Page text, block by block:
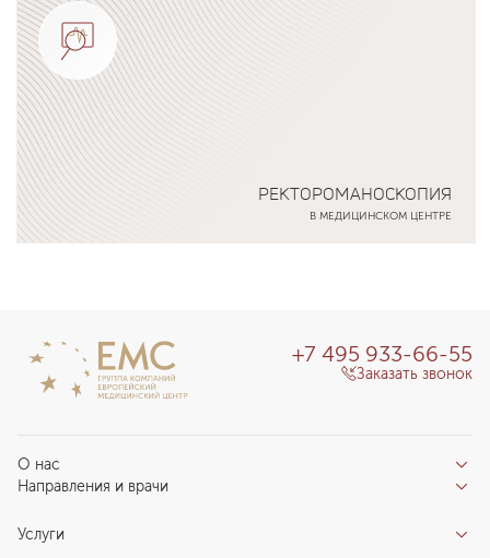
РЕКТОРОМАНОСКОПИЯ
В МЕДИЦИНСКОМ ЦЕНТРЕ
О нас
Отзывы пациентов
О клинике
Направления и врачи
Направления
Услуги
+7 495 933-66-55
Заказать звонок